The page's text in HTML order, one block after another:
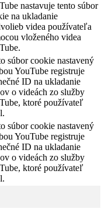
nastavuje tento súbor
na ukladanie
videa používateľa
vloženého videa
súbor cookie nastavený
YouTube registruje
ID na ukladanie
o videách zo služby
ktoré používateľ
súbor cookie nastavený
YouTube registruje
ID na ukladanie
o videách zo služby
ktoré používateľ